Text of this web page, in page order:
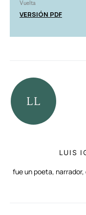
Vuelta
VERSIÓN PDF
LUIS
fue un poeta,